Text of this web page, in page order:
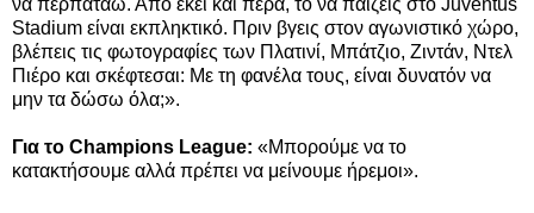
να περπατάω. Από εκεί και πέρα, το να παίζεις στο Juventus
Stadium είναι εκπληκτικό. Πριν βγεις στον αγωνιστικό χώρο,
βλέπεις τις φωτογραφίες των Πλατινί, Μπάτζιο, Ζιντάν, Ντελ
Πιέρο και σκέφτεσαι: Με τη φανέλα τους, είναι δυνατόν να
μην τα δώσω όλα;».
Για το Champions League: «Μπορούμε να το
κατακτήσουμε αλλά πρέπει να μείνουμε ήρεμοι».